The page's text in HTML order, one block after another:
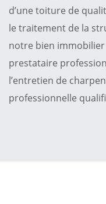
d’une toiture de
le traitement de la
notre bien immobilier
prestataire
l’entretien de
professionnelle